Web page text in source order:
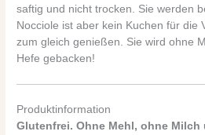
saftig und nicht trocken. Sie werden
Nocciole ist aber kein Kuchen für die
zum gleich genießen. Sie wird ohne
Hefe gebacken!
Produktinformation
Glutenfrei. Ohne Mehl, ohne Milch